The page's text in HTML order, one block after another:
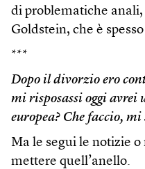
di problematiche
Goldstein, che è
***
Dopo il divorzio ero
mi risposassi oggi avrei
europea? Che faccio, mi
Ma le segui le notizie
mettere quell’anello.